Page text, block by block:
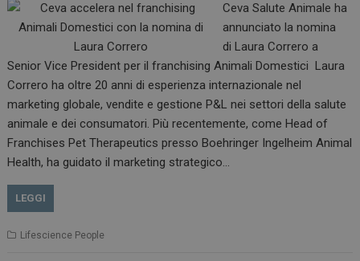
Ceva Salute Animale ha
annunciato la nomina
di Laura Correro a
Senior Vice President per il franchising Animali Domestici Laura
Correro ha oltre 20 anni di esperienza internazionale nel
marketing globale, vendite e gestione P&L nei settori della salute
animale e dei consumatori. Più recentemente, come Head of
Franchises Pet Therapeutics presso Boehringer Ingelheim Animal
Health, ha guidato il marketing strategico…
LEGGI
Lifescience People